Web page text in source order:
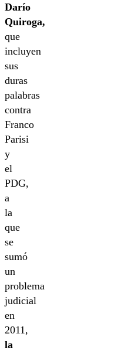
Darío
Quiroga,
que
incluyen
sus
duras
palabras
contra
Franco
Parisi
y
el
PDG,
a
la
que
se
sumó
un
problema
judicial
en
2011,
la